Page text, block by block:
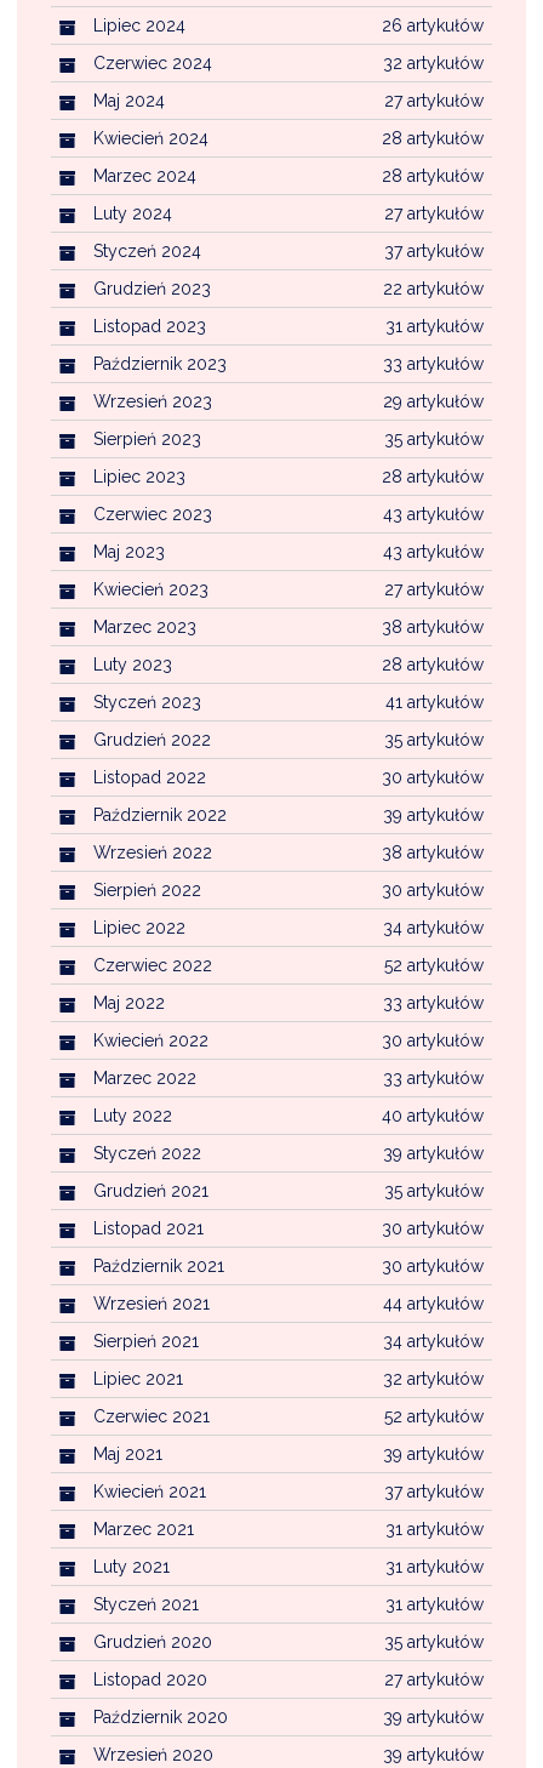
26 artykułów
Lipiec 2024
32 artykułów
Czerwiec 2024
27 artykułów
Maj 2024
28 artykułów
Kwiecień 2024
28 artykułów
Marzec 2024
27 artykułów
Luty 2024
37 artykułów
Styczeń 2024
22 artykułów
Grudzień 2023
31 artykułów
Listopad 2023
33 artykułów
Październik 2023
29 artykułów
Wrzesień 2023
35 artykułów
Sierpień 2023
28 artykułów
Lipiec 2023
43 artykułów
Czerwiec 2023
43 artykułów
Maj 2023
27 artykułów
Kwiecień 2023
38 artykułów
Marzec 2023
28 artykułów
Luty 2023
41 artykułów
Styczeń 2023
35 artykułów
Grudzień 2022
30 artykułów
Listopad 2022
39 artykułów
Październik 2022
38 artykułów
Wrzesień 2022
30 artykułów
Sierpień 2022
34 artykułów
Lipiec 2022
52 artykułów
Czerwiec 2022
33 artykułów
Maj 2022
30 artykułów
Kwiecień 2022
33 artykułów
Marzec 2022
40 artykułów
Luty 2022
39 artykułów
Styczeń 2022
35 artykułów
Grudzień 2021
30 artykułów
Listopad 2021
30 artykułów
Październik 2021
44 artykułów
Wrzesień 2021
34 artykułów
Sierpień 2021
32 artykułów
Lipiec 2021
52 artykułów
Czerwiec 2021
39 artykułów
Maj 2021
37 artykułów
Kwiecień 2021
31 artykułów
Marzec 2021
31 artykułów
Luty 2021
31 artykułów
Styczeń 2021
35 artykułów
Grudzień 2020
27 artykułów
Listopad 2020
39 artykułów
Październik 2020
39 artykułów
Wrzesień 2020